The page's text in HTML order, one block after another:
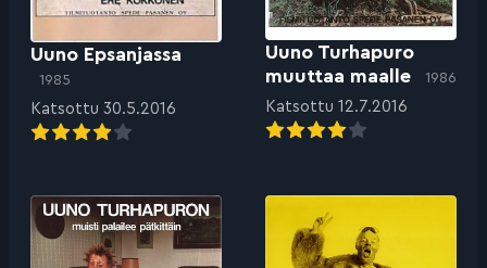
Uuno Epsanjassa
1985
Katsottu 30.5.2016
Uuno Turhapuro
muuttaa maalle
1986
Katsottu 12.7.2016